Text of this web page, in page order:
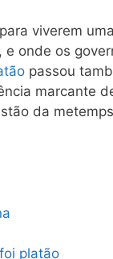
viverem
onde os
passou
marcante
da
platão